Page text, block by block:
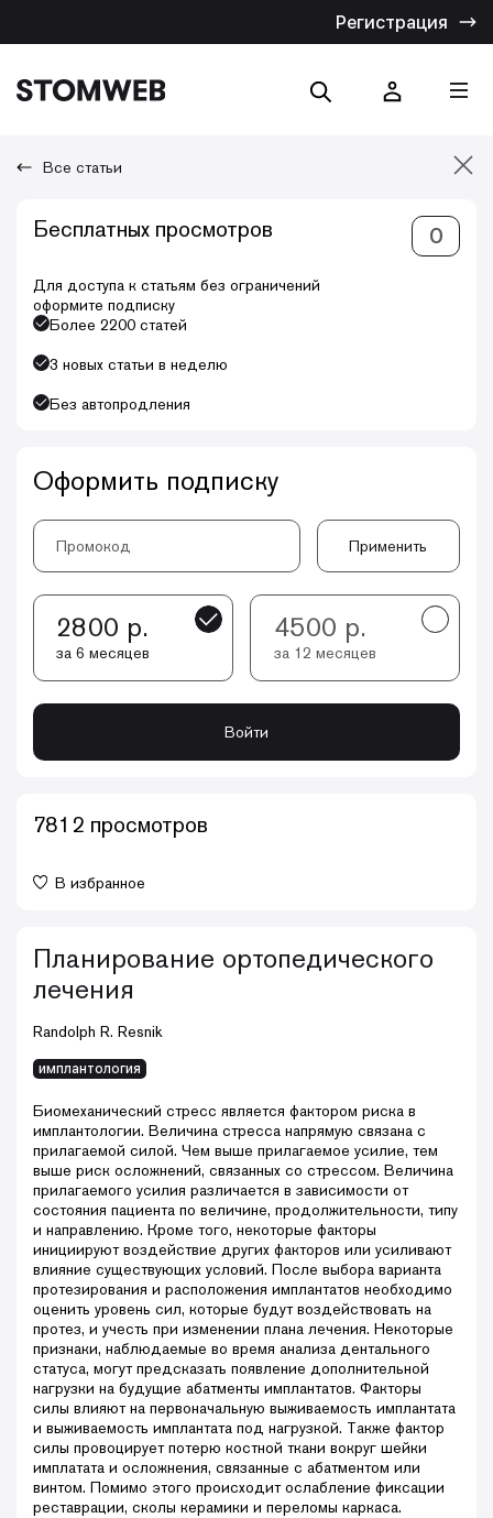
Регистрация
Все статьи
Бесплатных просмотров 0
Для доступа к статьям без ограничений
оформите подписку
Более 2200 статей
3 новых статьи в неделю
Без автопродления
Оформить подписку
Применить
2800 р.
за 6 месяцев
4500 р.
за 12 месяцев
Войти
Планирование ортопедического
лечения
Randolph R. Resnik
имплантология
Биомеханический стресс является фактором риска в
имплантологии. Величина стресса напрямую связана с
прилагаемой силой. Чем выше прилагаемое усилие, тем
выше риск осложнений, связанных со стрессом. Величина
прилагаемого усилия различается в зависимости от
состояния пациента по величине, продолжительности, типу
и направлению. Кроме того, некоторые факторы
инициируют воздействие других факторов или усиливают
влияние существующих условий. После выбора варианта
протезирования и расположения имплантатов необходимо
оценить уровень сил, которые будут воздействовать на
протез, и учесть при изменении плана лечения. Некоторые
признаки, наблюдаемые во время анализа дентального
статуса, могут предсказать появление дополнительной
нагрузки на будущие абатменты имплантатов. Факторы
силы влияют на первоначальную выживаемость имплантата
и выживаемость имплантата под нагрузкой. Также фактор
силы провоцирует потерю костной ткани вокруг шейки
имплатата и осложнения, связанные с абатментом или
винтом. Помимо этого происходит ослабление фиксации
реставрации, сколы керамики и переломы каркаса.
7812 просмотров
В избранное